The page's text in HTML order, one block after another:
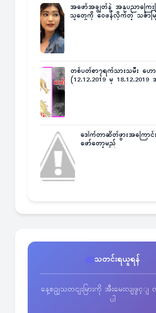
အဖော်အချွတ်နဲ့ အနုပညာကြေး
သူတွေကို ဝေဖန်လိုက်တဲ့ သင်္ဇာမ
တစ်ပတ်စာ၇ရက်သားသမီး ဟော
(12.12.2019 မှ
ဒေါက်တာဆိတ်ဖွားအကြော
ဖော်တော့မည်
သတင်းရယူရန်
နေ့စဥျသတငျးမြားကို အီးမေးလျဖွင့
ပါ